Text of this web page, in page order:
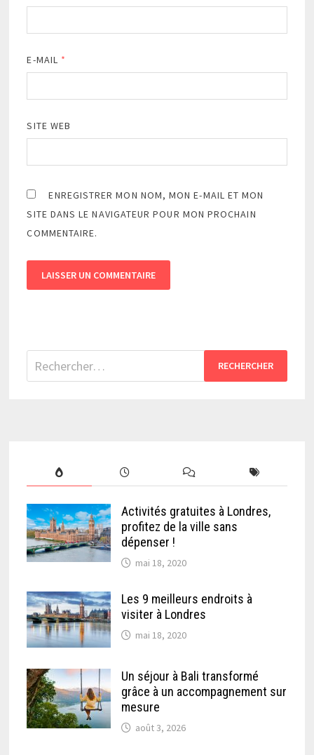
E-MAIL *
SITE WEB
ENREGISTRER MON NOM, MON E-MAIL ET MON
SITE DANS LE NAVIGATEUR POUR MON PROCHAIN
COMMENTAIRE.
Rechercher :
Activités gratuites à Londres,
profitez de la ville sans
dépenser !
mai 18, 2020
Les 9 meilleurs endroits à
visiter à Londres
mai 18, 2020
Un séjour à Bali transformé
grâce à un accompagnement sur
mesure
août 3, 2026